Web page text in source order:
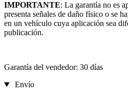
IMPORTANTE: La garantía no es
presenta señales de daño físico o se
en un vehículo cuya aplicación sea
publicación.
Garantía del vendedor: 30 días
Envío